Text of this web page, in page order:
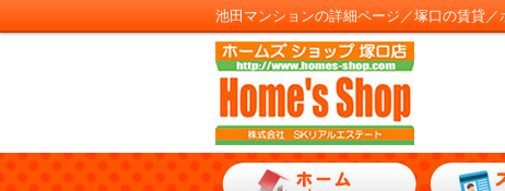
池田マンションの詳細ページ／塚口の賃貸